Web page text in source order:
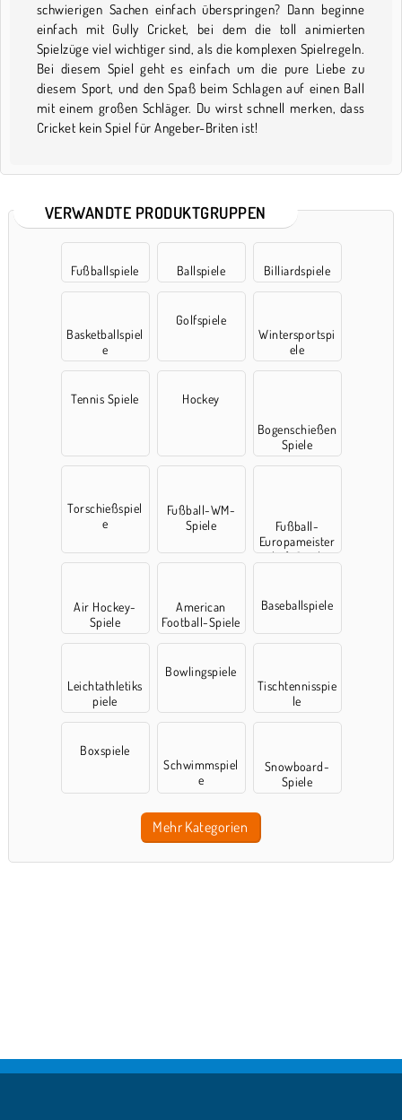
schwierigen Sachen einfach überspringen? Dann beginne
einfach mit Gully Cricket, bei dem die toll animierten
Spielzüge viel wichtiger sind, als die komplexen Spielregeln.
Bei diesem Spiel geht es einfach um die pure Liebe zu
diesem Sport, und den Spaß beim Schlagen auf einen Ball
mit einem großen Schläger. Du wirst schnell merken, dass
Cricket kein Spiel für Angeber-Briten ist!
VERWANDTE PRODUKTGRUPPEN
Fußballspiele Ballspiele Billiardspiele
Basketballspiel
e
Golfspiele
Wintersportspi
ele
Tennis Spiele
Hockey
Bogenschießen
Spiele
Torschießspiel
e
Fußball-WM-
Spiele
Fußball-
Europameister
schaft Spielen
Air Hockey-
Spiele
American
Football-Spiele
Baseballspiele
Leichtathletiks
piele
Bowlingspiele
Tischtennisspie
le
Boxspiele
Schwimmspiel
e
Snowboard-
Spiele
Mehr Kategorien